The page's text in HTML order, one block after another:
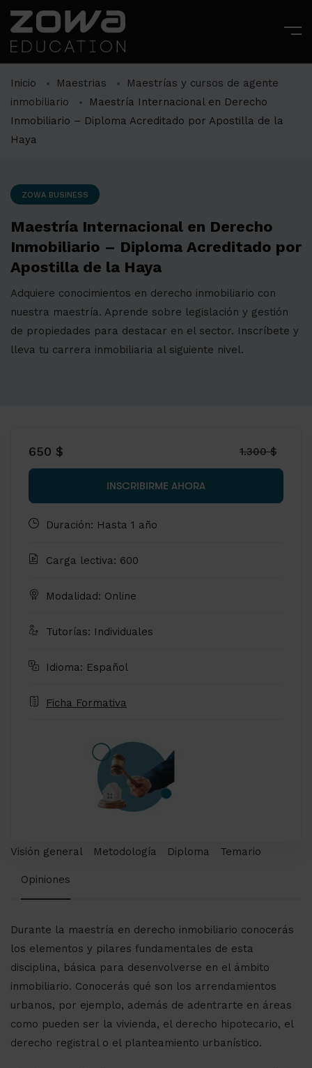
Inicio Maestrias
Maestrías y cursos de agente
inmobiliario
Maestría Internacional en Derecho
Inmobiliario – Diploma Acreditado por Apostilla de la
Haya
ZOWA BUSINESS
Maestría Internacional en Derecho
Inmobiliario – Diploma Acreditado por
Apostilla de la Haya
Adquiere conocimientos en derecho inmobiliario con
nuestra maestría. Aprende sobre legislación y gestión
de propiedades para destacar en el sector. Inscríbete y
lleva tu carrera inmobiliaria al siguiente nivel.
Visión general Metodología Diploma Temario
Opiniones
Durante la maestría en derecho inmobiliario conocerás
los elementos y pilares fundamentales de esta
disciplina, básica para desenvolverse en el ámbito
inmobiliario. Conocerás qué son los arrendamientos
urbanos, por ejemplo, además de adentrarte en áreas
como pueden ser la vivienda, el derecho hipotecario, el
derecho registral o el planteamiento urbanístico.
650 $ 1.300 $
INSCRIBIRME AHORA
Duración: Hasta 1 año
Carga lectiva: 600
Modalidad: Online
Tutorías: Individuales
Idioma: Español
Ficha Formativa